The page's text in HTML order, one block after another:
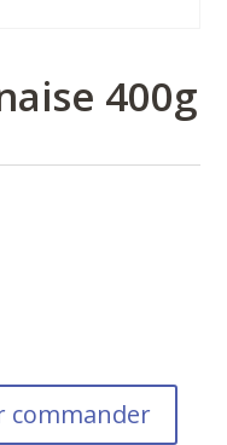
400g
commander